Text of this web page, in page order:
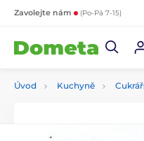
Zavolejte nám (Po-Pá 7-15)
Úvod Kuchyně